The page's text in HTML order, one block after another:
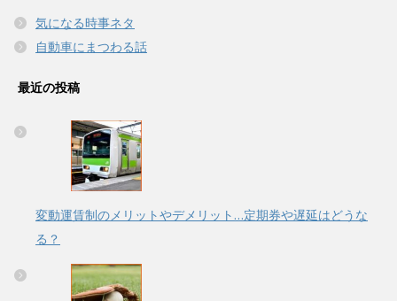
気になる時事ネタ
自動車にまつわる話
最近の投稿
変動運賃制のメリットやデメリット…定期券や遅延はどうな
る？